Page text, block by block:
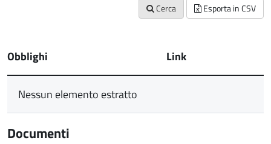
Cerca Esporta in CSV
Obblighi Link
Nessun elemento estratto
Documenti